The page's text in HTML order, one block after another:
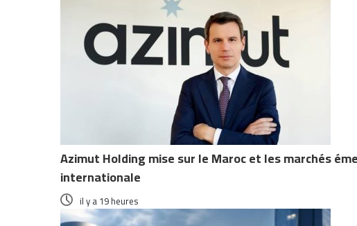
Azimut Holding mise sur le Maroc et les marchés
internationale
il y a 19 heures